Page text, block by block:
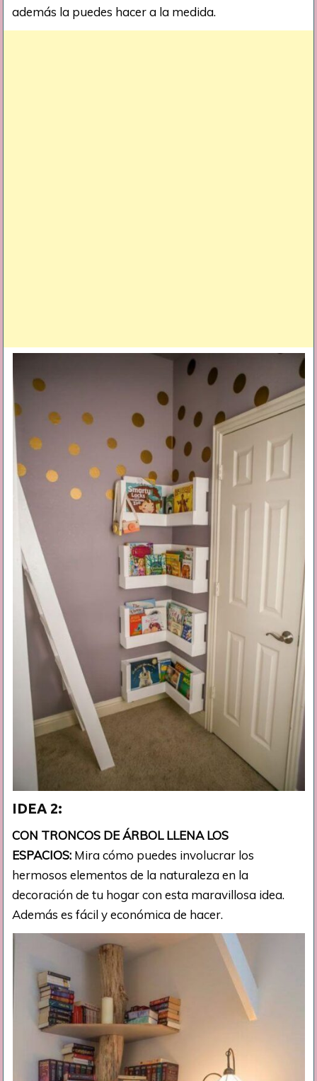
además la puedes hacer a la medida.
IDEA 2:
CON TRONCOS DE ÁRBOL LLENA LOS
ESPACIOS: Mira cómo puedes involucrar los
hermosos elementos de la naturaleza en la
decoración de tu hogar con esta maravillosa idea.
Además es fácil y económica de hacer.